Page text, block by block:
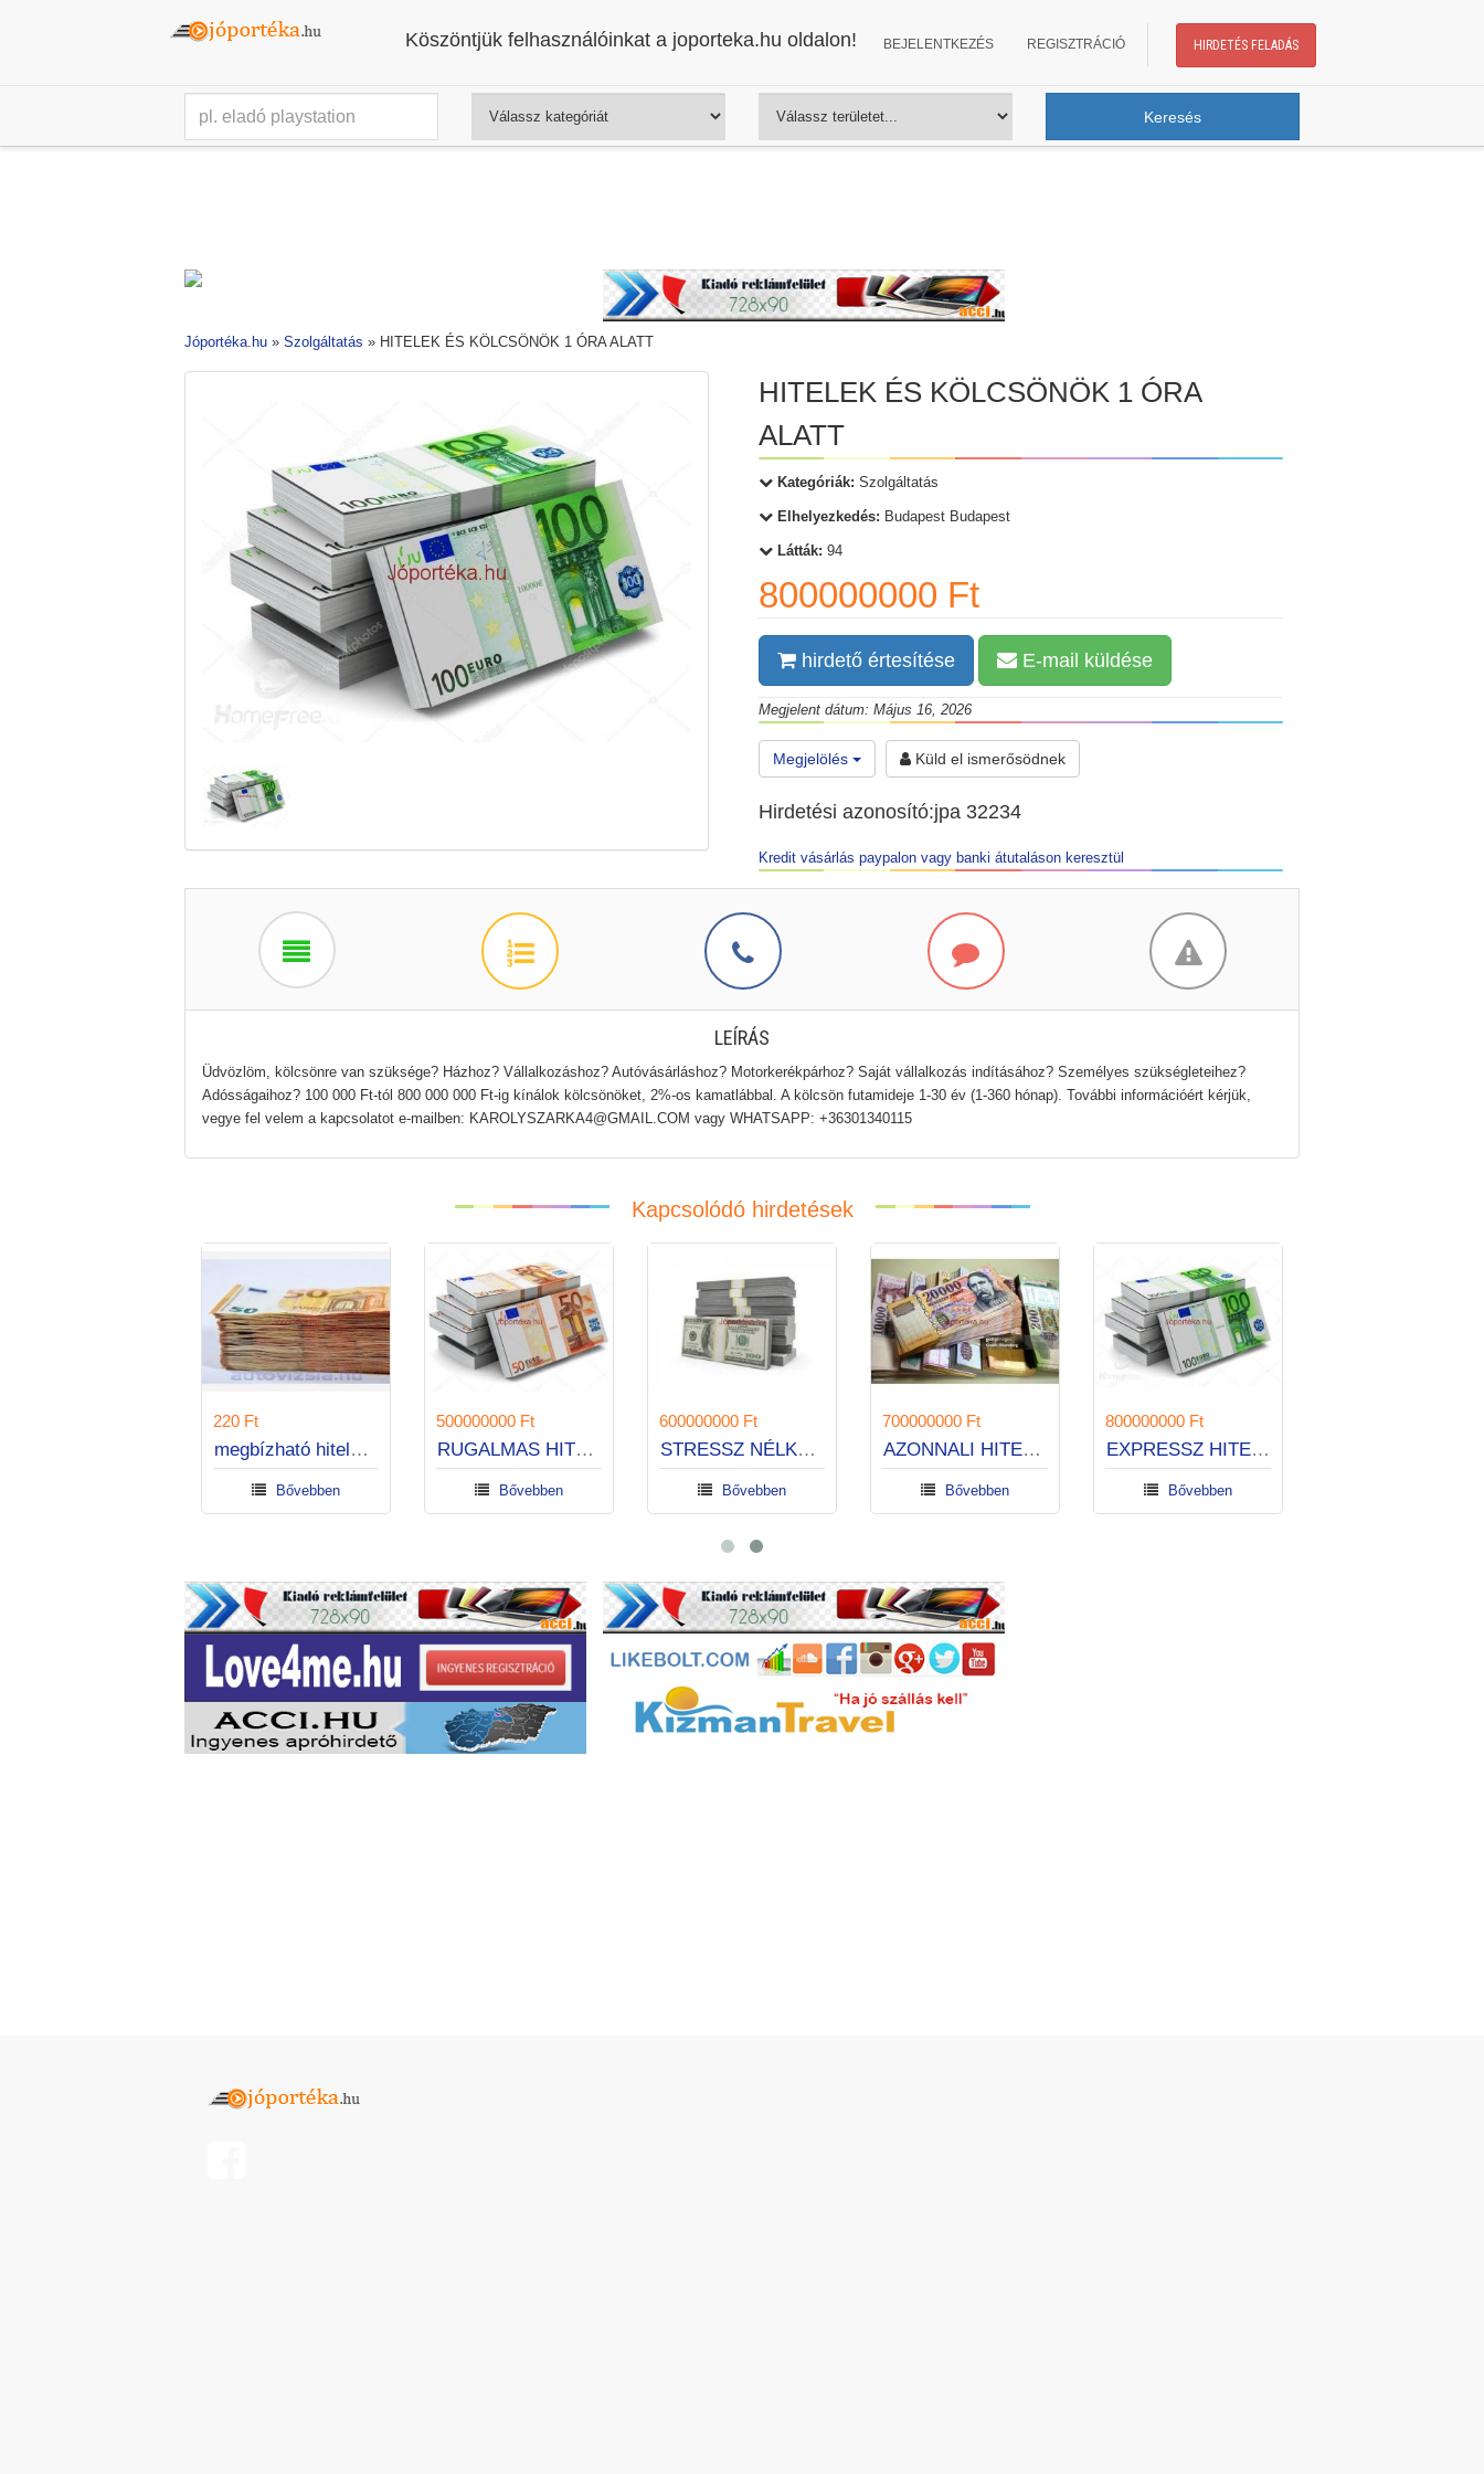
Köszöntjük felhasználóinkat a joporteka.hu oldalon! BEJELENTKEZÉS REGISZTRÁCIÓ HIRDETÉS FELADÁS
Jóportéka.hu » Szolgáltatás » HITELEK ÉS KÖLCSÖNÖK 1 ÓRA ALATT
HITELEK ÉS KÖLCSÖNÖK 1 ÓRA
ALATT
Kategóriák: Szolgáltatás
Elhelyezkedés: Budapest Budapest
Látták: 94
800000000 Ft
hirdető értesítése E-mail küldése
Megjelent dátum: Május 16, 2026
Megjelölés Küld el ismerősödnek
Hirdetési azonosító:jpa 32234
Kredit vásárlás paypalon vagy banki átutaláson keresztül
LEÍRÁS
Üdvözlöm, kölcsönre van szüksége? Házhoz? Vállalkozáshoz? Autóvásárláshoz? Motorkerékpárhoz? Saját vállalkozás indításához? Személyes szükségleteihez?
Adósságaihoz? 100 000 Ft-tól 800 000 000 Ft-ig kínálok kölcsönöket, 2%-os kamatlábbal. A kölcsön futamideje 1-30 év (1-360 hónap). További információért kérjük,
vegye fel velem a kapcsolatot e-mailben: KAROLYSZARKA4@GMAIL.COM vagy WHATSAPP: +36301340115
Kapcsolódó hirdetések
Bővebben
500000000 Ft
Bővebben
600000000 Ft
Bővebben
700000000 Ft
Bővebben
800000000 Ft
Bővebben